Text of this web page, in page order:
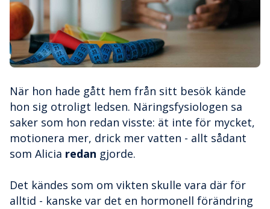
När hon hade gått hem från sitt besök kände
hon sig otroligt ledsen. Näringsfysiologen sa
saker som hon redan visste: ät inte för mycket,
motionera mer, drick mer vatten - allt sådant
som Alicia redan gjorde.
Det kändes som om vikten skulle vara där för
alltid - kanske var det en hormonell förändring